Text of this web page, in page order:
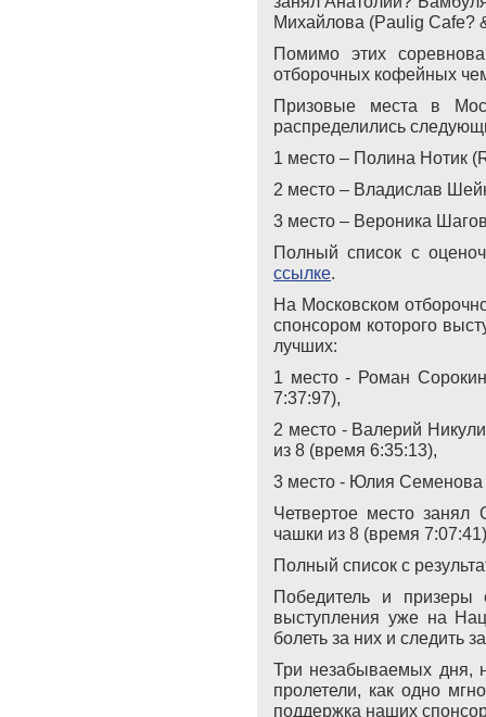
Михайлова (Paulig Cafe?
Помимо этих
отборочных кофейных
Призовые места в
распределились
1 место – Полина Нотик (
2 место – Владислав
3 место – Вероника
Полный список с
ссылке.
На Московском
спонсором которого
лучших:
1 место - Роман
7:37:97),
2 место - Валерий
из 8 (время 6:35:13),
3 место - Юлия Семенова
Четвертое место занял
чашки из 8 (время
Полный список с
Победитель и призеры
выступления уже на
болеть за них и следить
Три незабываемых дня,
пролетели, как одно
поддержка наших